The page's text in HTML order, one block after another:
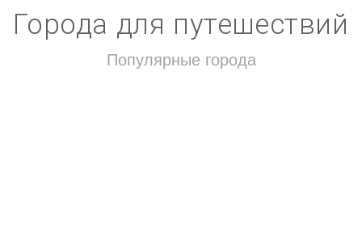
Города для путешествий
Популярные города